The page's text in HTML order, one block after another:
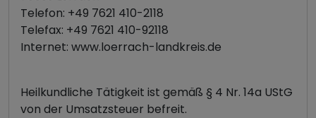
Telefon: +49 7621 410-2118
Telefax: +49 7621 410-92118
Internet: www.loerrach-landkreis.de
Heilkundliche Tätigkeit ist gemäß § 4 Nr. 14a UStG
von der Umsatzsteuer befreit.